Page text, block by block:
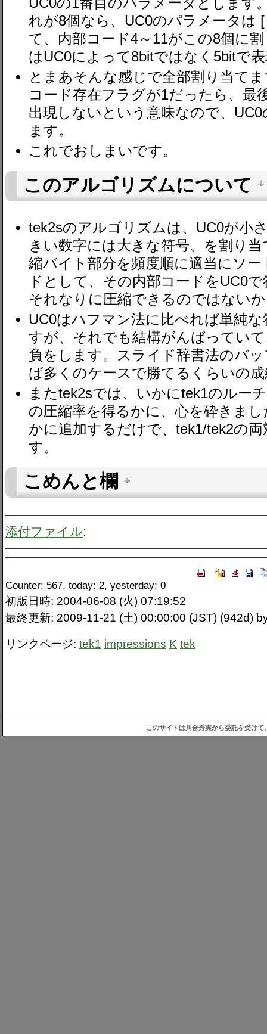
れが8個なら、UC0のパラメータは
て、内部コード4～11がこの8個に
はUC0によって8bitではなく5bitで
とまあそんな感じで全部割り当て
コード存在フラグが1だったら、最
出現しないという意味なので、
ます。
これでおしまいです。
このアルゴリズムについて
tek2sのアルゴリズムは、UC0が小
きい数字には大きな符号、を割り
縮バイト部分を頻度順に適当にソ
ドとして、その内部コードをUC0
それなりに圧縮できるのではない
UC0はハフマン法に比べれば単純
すが、それでも結構がんばってい
負をします。スライド辞書法のバ
ば多くのケースで勝てるくらいの
またtek2sでは、いかにtek1のルー
の圧縮率を得るかに、心を砕きま
かに追加するだけで、tek1/tek2の
す。
こめんと欄
添付ファイル:
Counter: 567, today: 2, yesterday: 0
初版日時: 2004-06-08 (火) 07:19:52
最終更新: 2009-11-21 (土) 00:00:00 (JST) (942d)
リンクページ: tek1 impressions K tek
このサイトは川合秀実から委託を受け